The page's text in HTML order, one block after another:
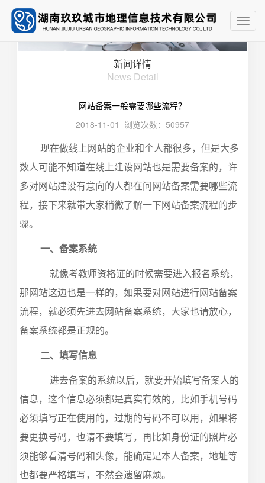
新闻详情
News Detail
网站备案一般需要哪些流程？
2018-11-01 浏览次数：50957
现在做线上网站的企业和个人都很多，但是大多
数人可能不知道在线上建设网站也是需要备案的，许
多对网站建设有意向的人都在问网站备案需要哪些流
程，接下来就带大家稍微了解一下网站备案流程的步
骤。
一、备案系统
就像考教师资格证的时候需要进入报名系统，
那网站这边也是一样的，如果要对网站进行网站备案
流程，就必须先进去网站备案系统，大家也请放心，
备案系统都是正规的。
二、填写信息
进去备案的系统以后，就要开始填写备案人的
信息，这个信息必须都是真实有效的，比如手机号码
必须填写正在使用的，过期的号码不可以用，如果将
要更换号码，也请不要填写，再比如身份证的照片必
须能够看清号码和头像，能确定是本人备案，地址等
也都要严格填写，不然会遗留麻烦。